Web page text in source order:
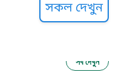
সকল দেখুন
সব দেখুন